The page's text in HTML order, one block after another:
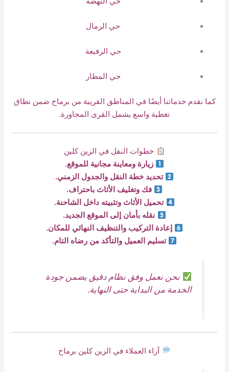
حي الرمال
حي الرفيعة
حي المطار
كما نقدم خدماتنا أيضًا في المناطق القريبة من برماح ضمن نطاق
تغطية واسع يشمل القرى المجاورة.
خطوات النقل في الزين كلين
زيارة ومعاينة مجانية للموقع.
تحديد خطة النقل والجدول الزمني.
فك وتغليف الأثاث باحتراف.
تحميل الأثاث وتثبيته داخل الشاحنة.
نقله بأمان إلى الموقع الجديد.
إعادة التركيب والتنظيف النهائي للمكان.
تسليم العميل والتأكد من رضاه التام.
نحن نعمل وفق نظام دقيق يضمن جودة
الخدمة من البداية حتى النهاية.
آراء العملاء في الزين كلين برماح